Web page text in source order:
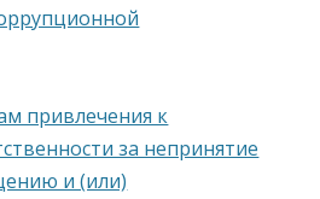
привлечения к
за непринятие
и (или)